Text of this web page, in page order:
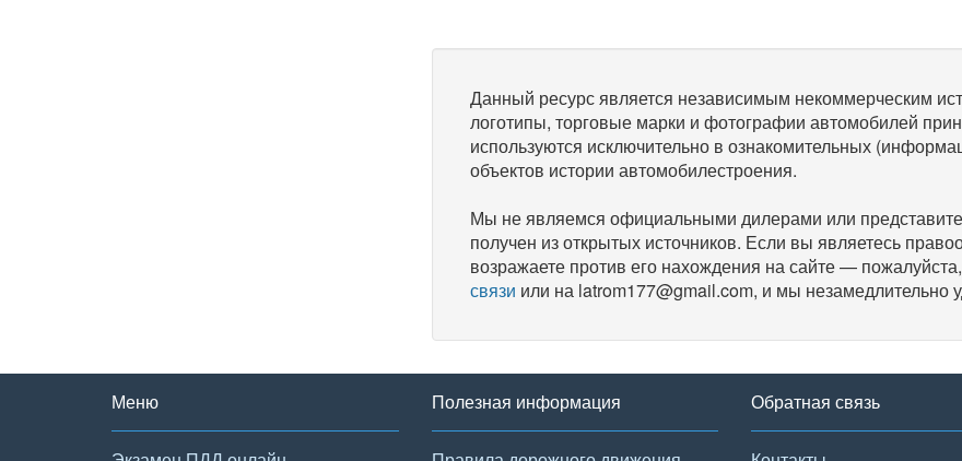
Данный ресурс является независимым некоммерческим
логотипы, торговые марки и фотографии автомобилей
используются исключительно в ознакомительных
объектов истории автомобилестроения.
Мы не являемся официальными дилерами или
получен из открытых источников. Если вы являетесь
возражаете против его нахождения на сайте —
связи или на latrom177@gmail.com, и мы незамедлительно
Меню Полезная информация Обратная связь